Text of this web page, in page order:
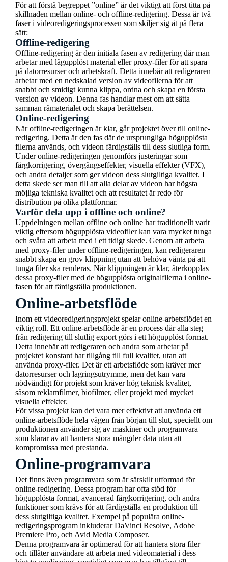
För att förstå begreppet ”online” är det viktigt att först titta på
skillnaden mellan online- och offline-redigering. Dessa är två
faser i videoredigeringsprocessen som skiljer sig åt på flera
sätt:
Offline-redigering
Offline-redigering är den initiala fasen av redigering där man
arbetar med lågupplöst material eller proxy-filer för att spara
på datorresurser och arbetskraft. Detta innebär att redigeraren
arbetar med en nedskalad version av videofilerna för att
snabbt och smidigt kunna klippa, ordna och skapa en första
version av videon. Denna fas handlar mest om att sätta
samman råmaterialet och skapa berättelsen.
Online-redigering
När offline-redigeringen är klar, går projektet över till online-
redigering. Detta är den fas där de ursprungliga högupplösta
filerna används, och videon färdigställs till dess slutliga form.
Under online-redigeringen genomförs justeringar som
färgkorrigering, övergångseffekter, visuella effekter (VFX),
och andra detaljer som ger videon dess slutgiltiga kvalitet. I
detta skede ser man till att alla delar av videon har högsta
möjliga tekniska kvalitet och att resultatet är redo för
distribution på olika plattformar.
Varför dela upp i offline och online?
Uppdelningen mellan offline och online har traditionellt varit
viktig eftersom högupplösta videofiler kan vara mycket tunga
och svåra att arbeta med i ett tidigt skede. Genom att arbeta
med proxy-filer under offline-redigeringen, kan redigeraren
snabbt skapa en grov klippning utan att behöva vänta på att
tunga filer ska renderas. När klippningen är klar, återkopplas
dessa proxy-filer med de högupplösta originalfilerna i online-
fasen för att färdigställa produktionen.
Online-arbetsflöde
Inom ett videoredigeringsprojekt spelar online-arbetsflödet en
viktig roll. Ett online-arbetsflöde är en process där alla steg
från redigering till slutlig export görs i ett högupplöst format.
Detta innebär att redigeraren och andra som arbetar på
projektet konstant har tillgång till full kvalitet, utan att
använda proxy-filer. Det är ett arbetsflöde som kräver mer
datorresurser och lagringsutrymme, men det kan vara
nödvändigt för projekt som kräver hög teknisk kvalitet,
såsom reklamfilmer, biofilmer, eller projekt med mycket
visuella effekter.
För vissa projekt kan det vara mer effektivt att använda ett
online-arbetsflöde hela vägen från början till slut, speciellt om
produktionen använder sig av maskiner och programvara
som klarar av att hantera stora mängder data utan att
kompromissa med prestanda.
Online-programvara
Det finns även programvara som är särskilt utformad för
online-redigering. Dessa program har ofta stöd för
högupplösta format, avancerad färgkorrigering, och andra
funktioner som krävs för att färdigställa en produktion till
dess slutgiltiga kvalitet. Exempel på populära online-
redigeringsprogram inkluderar DaVinci Resolve, Adobe
Premiere Pro, och Avid Media Composer.
Denna programvara är optimerad för att hantera stora filer
och tillåter användare att arbeta med videomaterial i dess